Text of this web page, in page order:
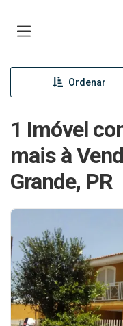
Ordenar
1 Imóvel
mais à
Grande, PR